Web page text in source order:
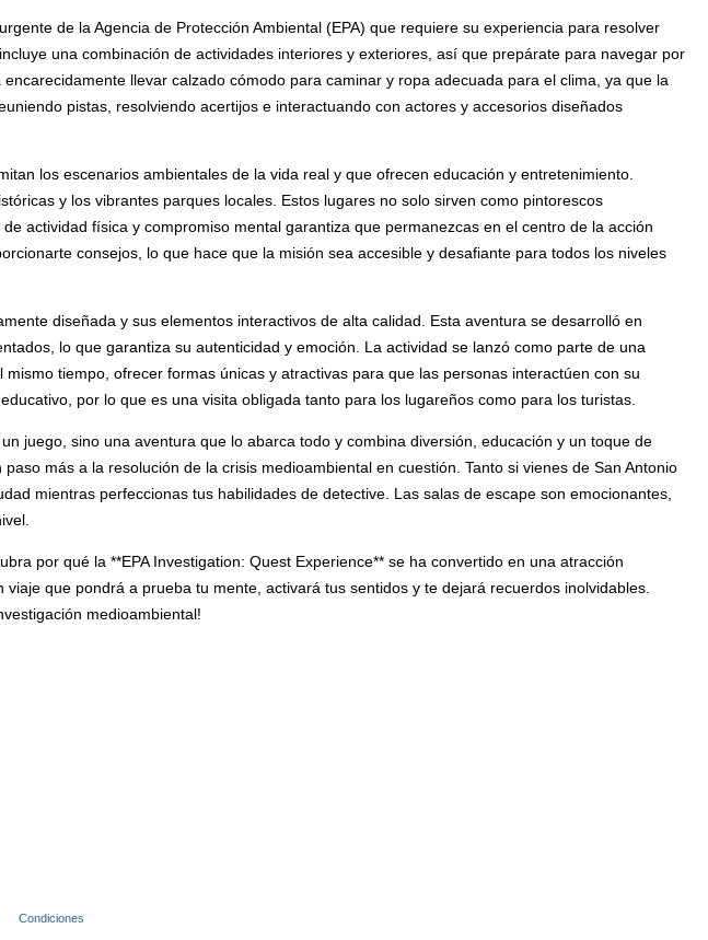
de la Agencia de Protección Ambiental (EPA) que requiere su experiencia para resolver
una combinación de actividades interiores y exteriores, así que prepárate para navegar por
llevar calzado cómodo para caminar y ropa adecuada para el clima, ya que la
pistas, resolviendo acertijos e interactuando con actores y accesorios diseñados
los escenarios ambientales de la vida real y que ofrecen educación y entretenimiento.
y los vibrantes parques locales. Estos lugares no solo sirven como pintorescos
actividad física y compromiso mental garantiza que permanezcas en el centro de la acción
consejos, lo que hace que la misión sea accesible y desafiante para todos los niveles
diseñada y sus elementos interactivos de alta calidad. Esta aventura se desarrolló en
lo que garantiza su autenticidad y emoción. La actividad se lanzó como parte de una
tiempo, ofrecer formas únicas y atractivas para que las personas interactúen con su
por lo que es una visita obligada tanto para los lugareños como para los turistas.
juego, sino una aventura que lo abarca todo y combina diversión, educación y un toque de
más a la resolución de la crisis medioambiental en cuestión. Tanto si vienes de San Antonio
mientras perfeccionas tus habilidades de detective. Las salas de escape son emocionantes,
por qué la **EPA Investigation: Quest Experience** se ha convertido en una atracción
que pondrá a prueba tu mente, activará tus sentidos y te dejará recuerdos inolvidables.
medioambiental!
Condiciones